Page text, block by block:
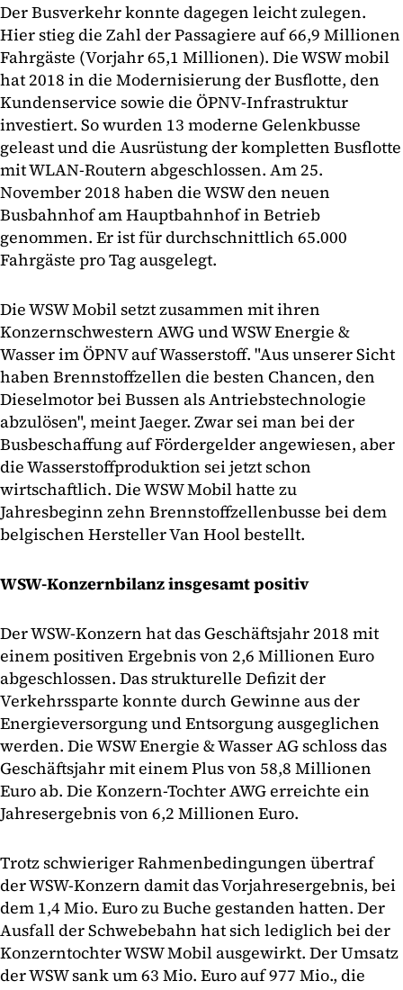
Der Busverkehr konnte dagegen leicht zulegen.
Hier stieg die Zahl der Passagiere auf 66,9 Millionen
Fahrgäste (Vorjahr 65,1 Millionen). Die WSW mobil
hat 2018 in die Modernisierung der Busflotte, den
Kundenservice sowie die ÖPNV-Infrastruktur
investiert. So wurden 13 moderne Gelenkbusse
geleast und die Ausrüstung der kompletten Busflotte
mit WLAN-Routern abgeschlossen. Am 25.
November 2018 haben die WSW den neuen
Busbahnhof am Hauptbahnhof in Betrieb
genommen. Er ist für durchschnittlich 65.000
Fahrgäste pro Tag ausgelegt.
Die WSW Mobil setzt zusammen mit ihren
Konzernschwestern AWG und WSW Energie &
Wasser im ÖPNV auf Wasserstoff. "Aus unserer Sicht
haben Brennstoffzellen die besten Chancen, den
Dieselmotor bei Bussen als Antriebstechnologie
abzulösen", meint Jaeger. Zwar sei man bei der
Busbeschaffung auf Fördergelder angewiesen, aber
die Wasserstoffproduktion sei jetzt schon
wirtschaftlich. Die WSW Mobil hatte zu
Jahresbeginn zehn Brennstoffzellenbusse bei dem
belgischen Hersteller Van Hool bestellt.
WSW-Konzernbilanz insgesamt positiv
Der WSW-Konzern hat das Geschäftsjahr 2018 mit
einem positiven Ergebnis von 2,6 Millionen Euro
abgeschlossen. Das strukturelle Defizit der
Verkehrssparte konnte durch Gewinne aus der
Energieversorgung und Entsorgung ausgeglichen
werden. Die WSW Energie & Wasser AG schloss das
Geschäftsjahr mit einem Plus von 58,8 Millionen
Euro ab. Die Konzern-Tochter AWG erreichte ein
Jahresergebnis von 6,2 Millionen Euro.
Trotz schwieriger Rahmenbedingungen übertraf
der WSW-Konzern damit das Vorjahresergebnis, bei
dem 1,4 Mio. Euro zu Buche gestanden hatten. Der
Ausfall der Schwebebahn hat sich lediglich bei der
Konzerntochter WSW Mobil ausgewirkt. Der Umsatz
der WSW sank um 63 Mio. Euro auf 977 Mio., die